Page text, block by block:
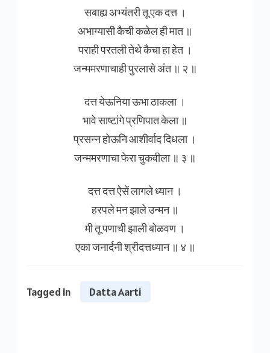
सबाह्य अभ्यंतरी तू एक दत्त ।
अभाग्यासी कैची कळेल ही मात ॥
पराही परतली तेथे कैचा हा हेत ।
जन्ममरणाचाही पुरलासे अंत ॥ २ ॥
दत्त येऊनिया ऊभा ठाकला ।
भावे साष्टांगे प्रणिपात केला ॥
प्रसन्न होऊनि आशीर्वाद दिधला ।
जन्ममरणाचा फेरा चुकवीला ॥ ३ ॥
दत्त दत्त ऐसें लागले ध्यान ।
हरपले मन झाले उन्मन ॥
मी तू पणाची झाली बोळवण ।
एका जनार्दनी श्रीदत्तध्यान ॥ ४ ॥
Tagged In Datta Aarti